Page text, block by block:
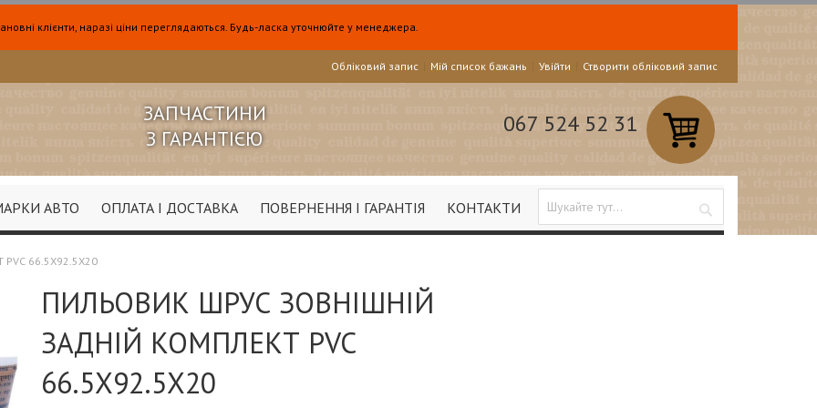
клієнти, наразі ціни переглядаються. Будь-ласка уточнюйте у менеджера.
Обліковий запис Мій список бажань Увійти Створити обліковий запис
ЗАПЧАСТИНИ
З ГАРАНТІЄЮ
067 524 52 31
КОНТАКТИ
ПОВЕРНЕННЯ І ГАРАНТІЯ
ОПЛАТА І ДОСТАВКА
АВТО
66.5X92.5X20
ПИЛЬОВИК ШРУС ЗОВНІШНІЙ
ЗАДНІЙ КОМПЛЕКТ PVC
66.5X92.5X20